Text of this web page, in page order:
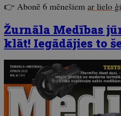
👉 Abonē 6 mēnešiem ar lielo
Žurnāla Medības
klāt! Iegādājies to